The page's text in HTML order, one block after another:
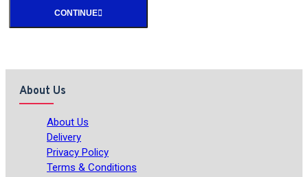
CONTINUE
About Us
About Us
Delivery
Privacy Policy
Terms & Conditions